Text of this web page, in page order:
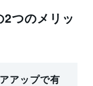
つのメリッ
アップで有